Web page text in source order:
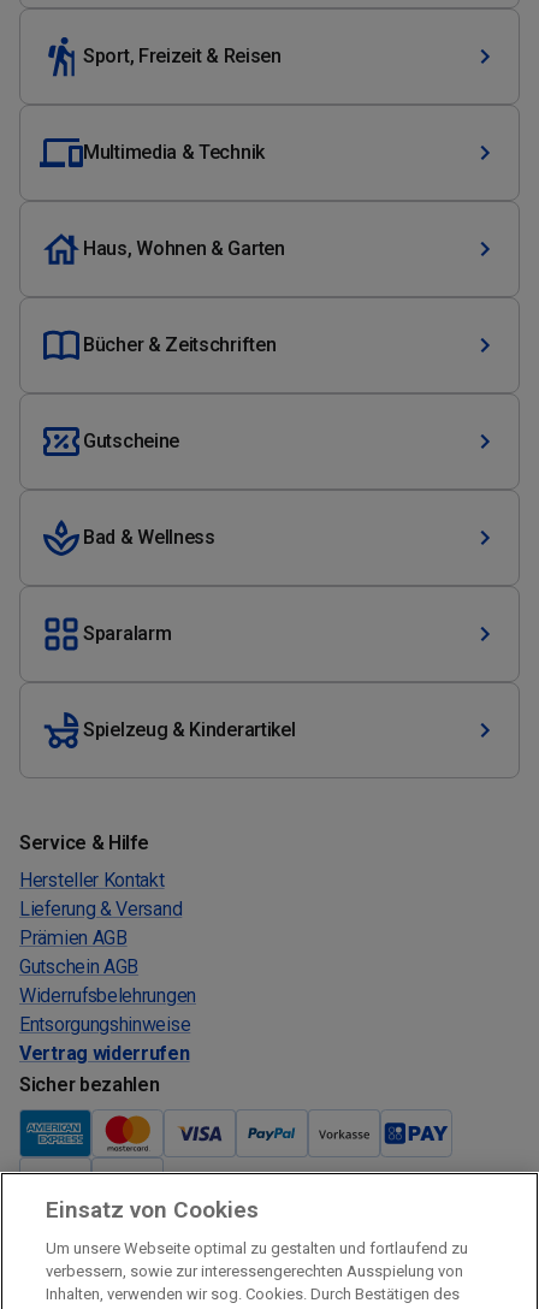
Sport, Freizeit & Reisen
Multimedia & Technik
Haus, Wohnen & Garten
Bücher & Zeitschriften
Gutscheine
Bad & Wellness
Sparalarm
Spielzeug & Kinderartikel
Service & Hilfe
Hersteller Kontakt
Lieferung & Versand
Prämien AGB
Gutschein AGB
Widerrufsbelehrungen
Entsorgungshinweise
Vertrag widerrufen
Sicher bezahlen
Verkauf und Versand
Kostenloser Versand:
Verkauf und Versand durch:
Einsatz von Cookies
Um unsere Webseite optimal zu gestalten und fortlaufend zu
verbessern, sowie zur interessengerechten Ausspielung von
Inhalten, verwenden wir sog. Cookies. Durch Bestätigen des